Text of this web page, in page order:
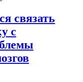
связать
с